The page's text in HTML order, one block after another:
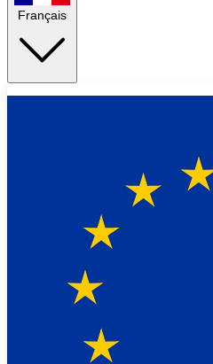
Français